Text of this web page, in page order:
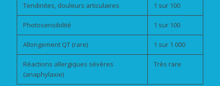
Tendinites, douleurs articulaires 1 sur 100
Photosensibilité 1 sur 100
Allongement QT (rare) 1 sur 1 000
Réactions allergiques sévères
(anaphylaxie)
Très rare